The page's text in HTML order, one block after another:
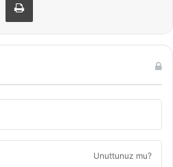
Unuttunuz mu?